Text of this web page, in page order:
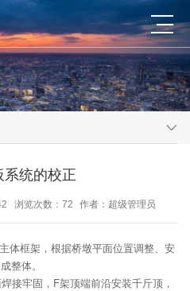
系统的校正
浏览次数：72 作者：超级管理员
体框架，根据桥墩平面位置调整、安
整体。
接牢固，F架顶端前沿安装千斤顶，